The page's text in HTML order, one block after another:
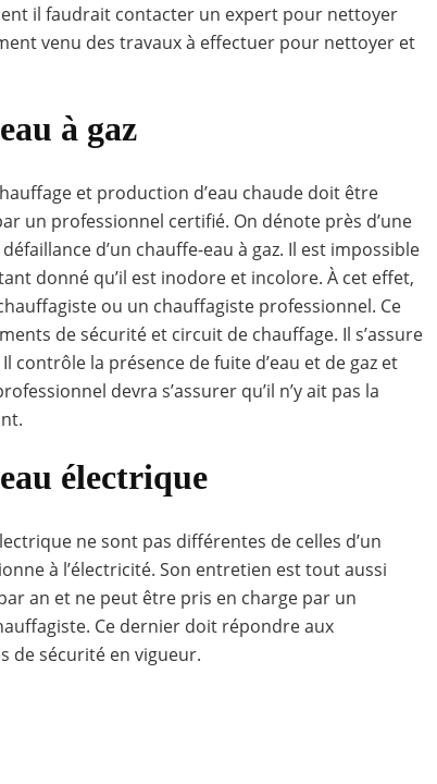
il faudrait contacter un expert pour nettoyer
venu des travaux à effectuer pour nettoyer et
à gaz
et production d’eau chaude doit être
un professionnel certifié. On dénote près d’une
d’un chauffe-eau à gaz. Il est impossible
donné qu’il est inodore et incolore. À cet effet,
ou un chauffagiste professionnel. Ce
de sécurité et circuit de chauffage. Il s’assure
contrôle la présence de fuite d’eau et de gaz et
devra s’assurer qu’il n’y ait pas la
électrique
ne sont pas différentes de celles d’un
à l’électricité. Son entretien est tout aussi
an et ne peut être pris en charge par un
Ce dernier doit répondre aux
de sécurité en vigueur.